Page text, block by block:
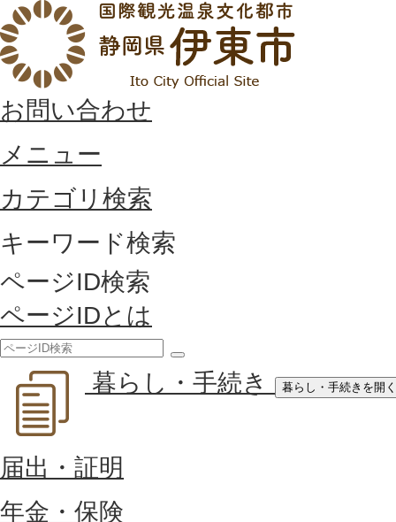
お問い合わせ
メニュー
カテゴリ検索
キーワード検索
ページID検索
ページIDとは
索
暮らし・手続き 暮らし・手続きを開く
届出・証明
年金・保険